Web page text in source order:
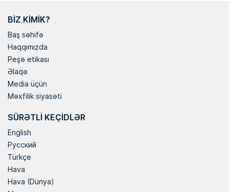
BIZ KIMIK?
Baş səhifə
Haqqımızda
Peşə etikası
Əlaqə
Media üçün
Məxfilik siyasəti
SÜRƏTLI KEÇIDLƏR
English
Русский
Türkçe
Hava
Hava (Dünya)